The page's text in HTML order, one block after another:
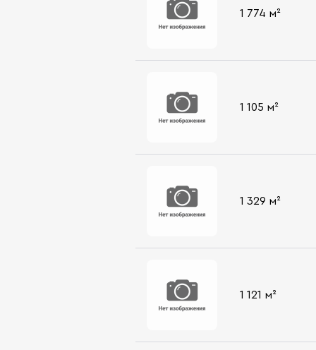
1 774 м²
1 105 м²
1 329 м²
1 121 м²